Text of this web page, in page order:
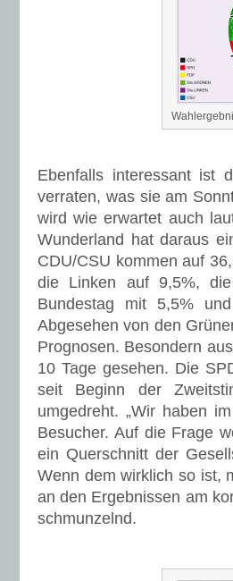
Ebenfalls interessant ist
verraten, was sie am
wird wie erwartet auch
Wunderland hat daraus
CDU/CSU kommen auf
die Linken auf 9,5%,
Bundestag mit 5,5%
Abgesehen von den
Prognosen. Besondern
10 Tage gesehen. Die
seit Beginn der
umgedreht. „Wir haben
Besucher. Auf die Frage
ein Querschnitt der
Wenn dem wirklich so ist,
an den Ergebnissen am
schmunzelnd.